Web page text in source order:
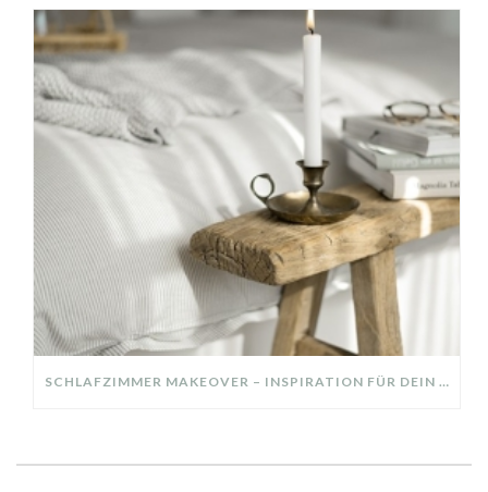
SCHLAFZIMMER MAKEOVER – INSPIRATION FÜR DEIN SCHLAFZIMMER: AUS ALT MACH NEU – HELL, GEMÜTLICH UND EINLADEND